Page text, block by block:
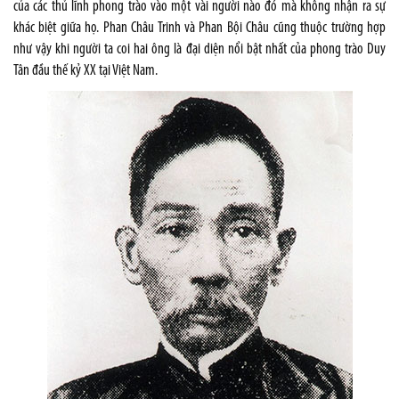
của các thủ lĩnh phong trào vào một vài người nào đó mà không nhận ra sự
khác biệt giữa họ. Phan Châu Trinh và Phan Bội Châu cũng thuộc trường hợp
như vậy khi người ta coi hai ông là đại diện nổi bật nhất của phong trào Duy
Tân đầu thế kỷ XX tại Việt Nam.